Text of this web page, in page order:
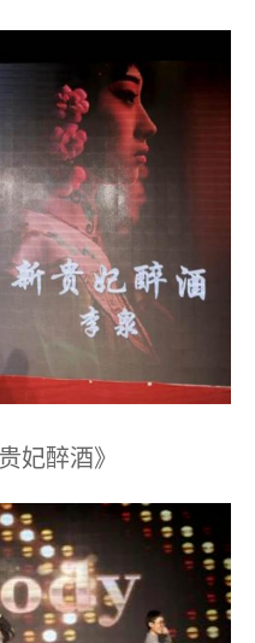
妃醉酒》